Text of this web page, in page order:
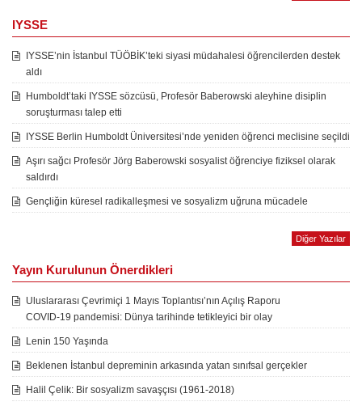
IYSSE
IYSSE’nin İstanbul TÜÖBİK’teki siyasi müdahalesi öğrencilerden destek
aldı
Humboldt’taki IYSSE sözcüsü, Profesör Baberowski aleyhine disiplin
soruşturması talep etti
IYSSE Berlin Humboldt Üniversitesi’nde yeniden öğrenci meclisine seçildi
Aşırı sağcı Profesör Jörg Baberowski sosyalist öğrenciye fiziksel olarak
saldırdı
Gençliğin küresel radikalleşmesi ve sosyalizm uğruna mücadele
Diğer Yazılar
Yayın Kurulunun Önerdikleri
Uluslararası Çevrimiçi 1 Mayıs Toplantısı’nın Açılış Raporu
COVID-19 pandemisi: Dünya tarihinde tetikleyici bir olay
Lenin 150 Yaşında
Beklenen İstanbul depreminin arkasında yatan sınıfsal gerçekler
Halil Çelik: Bir sosyalizm savaşçısı (1961-2018)